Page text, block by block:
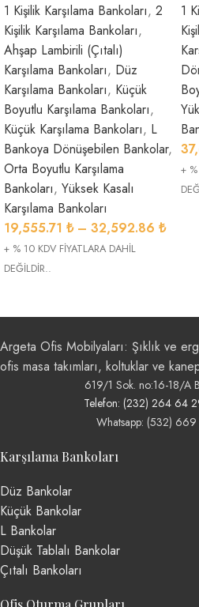
1 Kişilik Karşılama Bankoları, 2
Kişilik Karşılama Bankoları,
Ahşap Lambirili (Çıtalı)
Karşılama Bankoları, Düz
Karşılama Bankoları, Küçük
Boyutlu Karşılama Bankoları,
Küçük Karşılama Bankoları, L
Bankoya Dönüşebilen Bankolar,
Orta Boyutlu Karşılama
Bankoları, Yüksek Kasalı
Karşılama Bankoları
19,555.71 ₺ – 32,592.86 ₺
+ % 10 KDV FİYATLARA DAHİL
DEĞİLDİR..
1
+
Argeta Ofis Mobilyaları: Şıklık ve
ofis masa takımları, koltuklar ve
619/1 Sok. no:16-18/A
Telefon: (232) 264 64
Whatsapp: (532) 669
Karşılama Bankoları
Düz Bankolar
Küçük Bankolar
L Bankolar
Düşük Tablalı Bankolar
Çıtalı Bankoları